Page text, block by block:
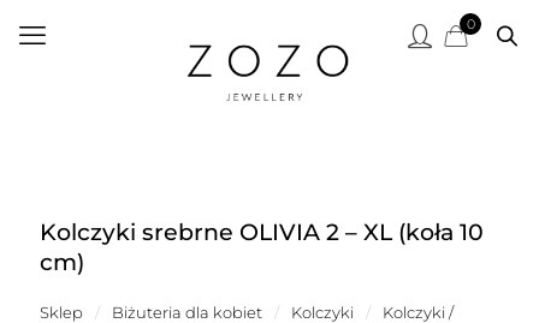
0
Kolczyki srebrne OLIVIA 2 – XL (koła 10
cm)
Sklep / Biżuteria dla kobiet / Kolczyki /
Kolczyki /